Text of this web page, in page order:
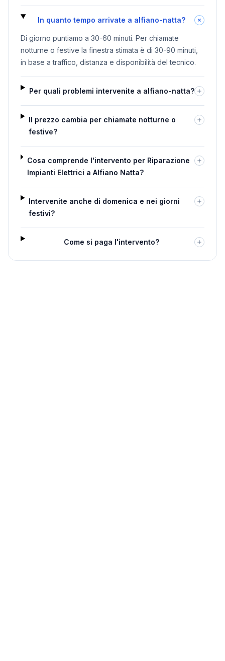
In quanto tempo arrivate a alfiano-natta?
Di giorno puntiamo a 30-60 minuti. Per chiamate
notturne o festive la finestra stimata è di 30-90 minuti,
in base a traffico, distanza e disponibilità del tecnico.
Per quali problemi intervenite a alfiano-natta?
Il prezzo cambia per chiamate notturne o
festive?
Cosa comprende l'intervento per Riparazione
Impianti Elettrici a Alfiano Natta?
Intervenite anche di domenica e nei giorni
festivi?
Come si paga l'intervento?